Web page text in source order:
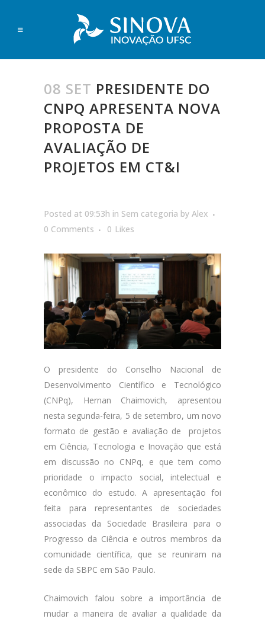
08 SET PRESIDENTE DO
CNPQ APRESENTA NOVA
PROPOSTA DE
AVALIAÇÃO DE
PROJETOS EM CT&I
Posted at 09:53h in Sem categoria by Alex
0 Comments
0 Likes
O presidente do Conselho Nacional de
Desenvolvimento Científico e Tecnológico
(CNPq), Hernan Chaimovich, apresentou
nesta segunda-feira, 5 de setembro, um novo
formato de gestão e avaliação de projetos
em Ciência, Tecnologia e Inovação que está
em discussão no CNPq, e que tem como
prioridade o impacto social, intelectual e
econômico do estudo. A apresentação foi
feita para representantes de sociedades
associadas da Sociedade Brasileira para o
Progresso da Ciência e outros membros da
comunidade científica, que se reuniram na
sede da SBPC em São Paulo.
Chaimovich falou sobre a importância de
mudar a maneira de avaliar a qualidade da